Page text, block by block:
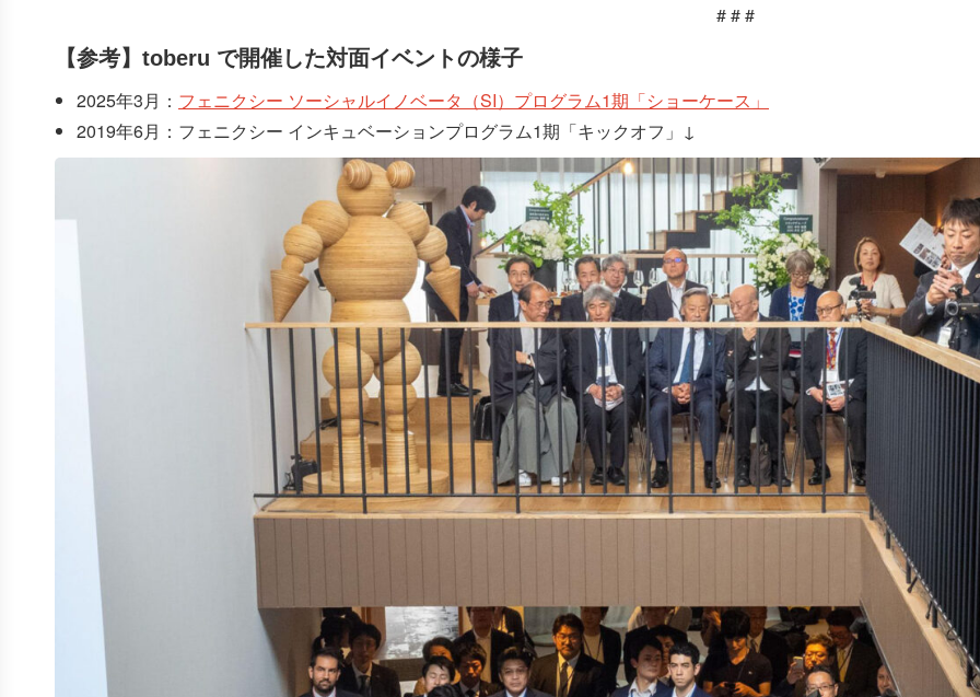
# # #
【参考】toberu で開催した対面イベントの様子
2025年3月： フェニクシー ソーシャルイノベータ（SI）プログラム1期「ショーケース」
2019年6月：フェニクシー インキュベーションプログラム1期「キックオフ」↓